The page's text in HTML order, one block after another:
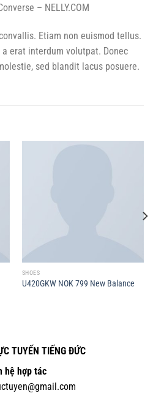
– NELLY.COM
Etiam non euismod tellus.
erat interdum volutpat. Donec
sed blandit lacus posuere.
SHOES
U420GKW NOK 799 New Balance
TUYẾN TIẾNG ĐỨC
hệ hợp tác